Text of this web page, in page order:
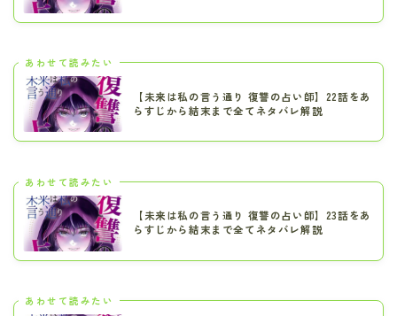
あわせて読みたい
【未来は私の言う通り 復讐の占い師】22話をあ
らすじから結末まで全てネタバレ解説
あわせて読みたい
【未来は私の言う通り 復讐の占い師】23話をあ
らすじから結末まで全てネタバレ解説
あわせて読みたい